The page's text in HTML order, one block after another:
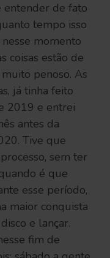
entender de fato
tempo isso
momento
coisas estão de
penoso. As
já tinha feito
2019 e entrei
antes da
Tive que
sem ter
é que
esse período,
maior conquista
e lançar.
fim de